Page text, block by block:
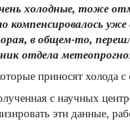
холодные, тоже
компенсировалось
в общем-то,
отдела
приносят холода с
с научных
эти данные,